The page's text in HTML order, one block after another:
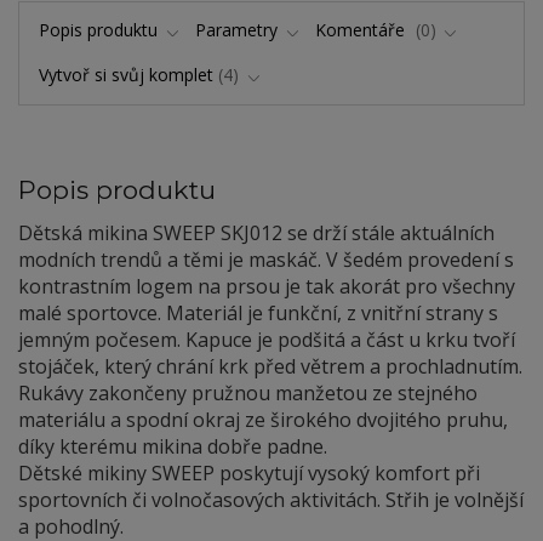
Popis produktu Parametry Komentáře
0
Vytvoř si svůj komplet 4
Popis produktu
Dětská mikina SWEEP SKJ012 se drží stále aktuálních
modních trendů a těmi je maskáč. V šedém provedení s
kontrastním logem na prsou je tak akorát pro všechny
malé sportovce. Materiál je funkční, z vnitřní strany s
jemným počesem. Kapuce je podšitá a část u krku tvoří
stojáček, který chrání krk před větrem a prochladnutím.
Rukávy zakončeny pružnou manžetou ze stejného
materiálu a spodní okraj ze širokého dvojitého pruhu,
díky kterému mikina dobře padne.
Dětské mikiny SWEEP poskytují vysoký komfort při
sportovních či volnočasových aktivitách. Střih je volnější
a pohodlný.